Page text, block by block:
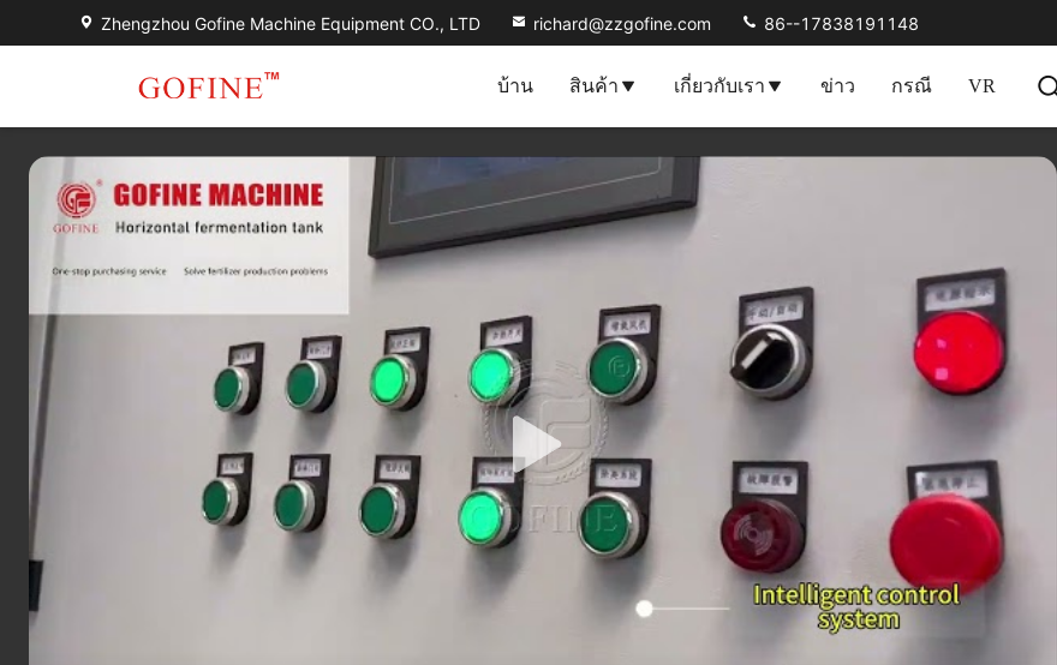
Zhengzhou Gofine Machine Equipment CO., LTD richard@zzgofine.com 86--17838191148
บ้าน สินค้า เกี่ยวกับเรา ข่าว กรณี VR